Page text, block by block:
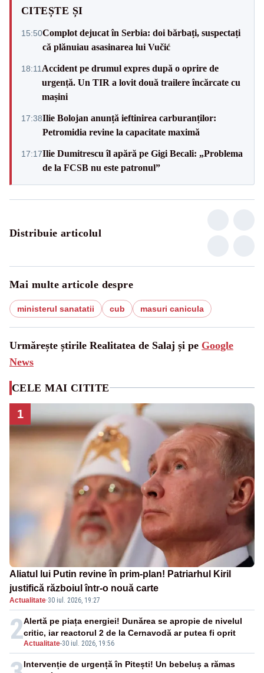
CITEȘTE ȘI
15:50Complot dejucat în Serbia: doi bărbați, suspectați
că plănuiau asasinarea lui Vučić
18:11 Accident pe drumul expres după o oprire de
urgență. Un TIR a lovit două trailere încărcate cu
mașini
17:38Ilie Bolojan anunță ieftinirea carburanților:
Petromidia revine la capacitate maximă
17:17Ilie Dumitrescu îl apără pe Gigi Becali: „Problema
de la FCSB nu este patronul”
Distribuie articolul
Mai multe articole despre
ministerul sanatatii cub masuri canicula
Urmărește știrile Realitatea de Salaj și pe Google
News
CELE MAI CITITE
1
Aliatul lui Putin revine în prim-plan! Patriarhul Kiril
justifică războiul într-o nouă carte
Actualitate·30 iul. 2026, 19:27
2Actualitate-30 iul. 2026, 19:56
Alertă pe piața energiei! Dunărea se apropie de nivelul
critic, iar reactorul 2 de la Cernavodă ar putea fi oprit
Intervenție de urgență în Pitești! Un bebeluș a rămas